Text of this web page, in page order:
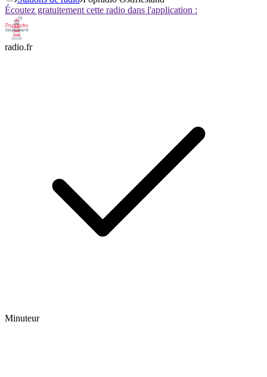
Écoutez gratuitement cette radio dans l'application :
radio.fr
Minuteur